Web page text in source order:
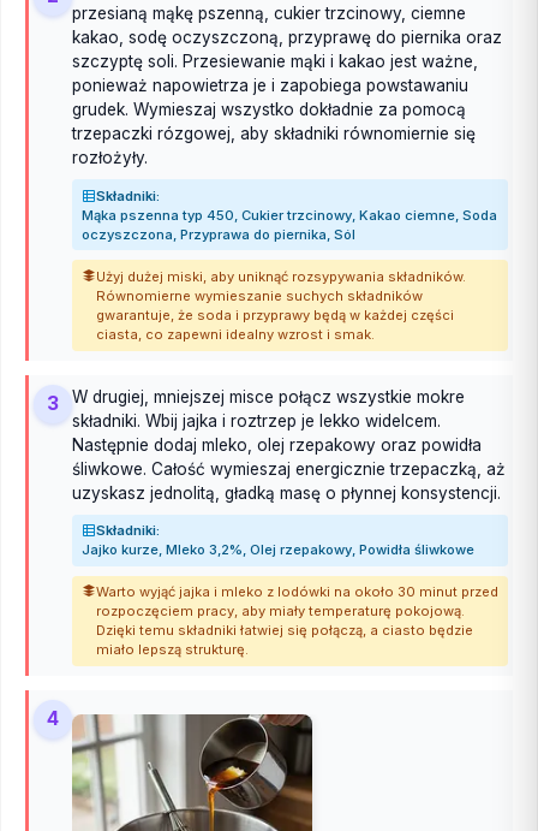
przesianą mąkę pszenną, cukier trzcinowy, ciemne
kakao, sodę oczyszczoną, przyprawę do piernika oraz
szczyptę soli. Przesiewanie mąki i kakao jest ważne,
ponieważ napowietrza je i zapobiega powstawaniu
grudek. Wymieszaj wszystko dokładnie za pomocą
trzepaczki rózgowej, aby składniki równomiernie się
rozłożyły.
Składniki:
Mąka pszenna typ 450, Cukier trzcinowy, Kakao ciemne, Soda
oczyszczona, Przyprawa do piernika, Sól
Użyj dużej miski, aby uniknąć rozsypywania składników.
Równomierne wymieszanie suchych składników
gwarantuje, że soda i przyprawy będą w każdej części
ciasta, co zapewni idealny wzrost i smak.
3
W drugiej, mniejszej misce połącz wszystkie mokre
składniki. Wbij jajka i roztrzep je lekko widelcem.
Następnie dodaj mleko, olej rzepakowy oraz powidła
śliwkowe. Całość wymieszaj energicznie trzepaczką, aż
uzyskasz jednolitą, gładką masę o płynnej konsystencji.
Składniki:
Jajko kurze, Mleko 3,2%, Olej rzepakowy, Powidła śliwkowe
Warto wyjąć jajka i mleko z lodówki na około 30 minut przed
rozpoczęciem pracy, aby miały temperaturę pokojową.
Dzięki temu składniki łatwiej się połączą, a ciasto będzie
miało lepszą strukturę.
4